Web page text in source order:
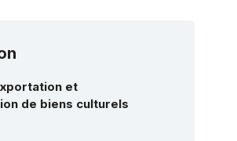
et
de biens culturels